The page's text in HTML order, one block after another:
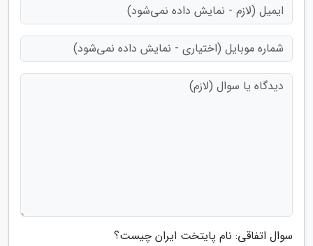
سوال اتفاقی: نام پایتخت ایران چیست؟